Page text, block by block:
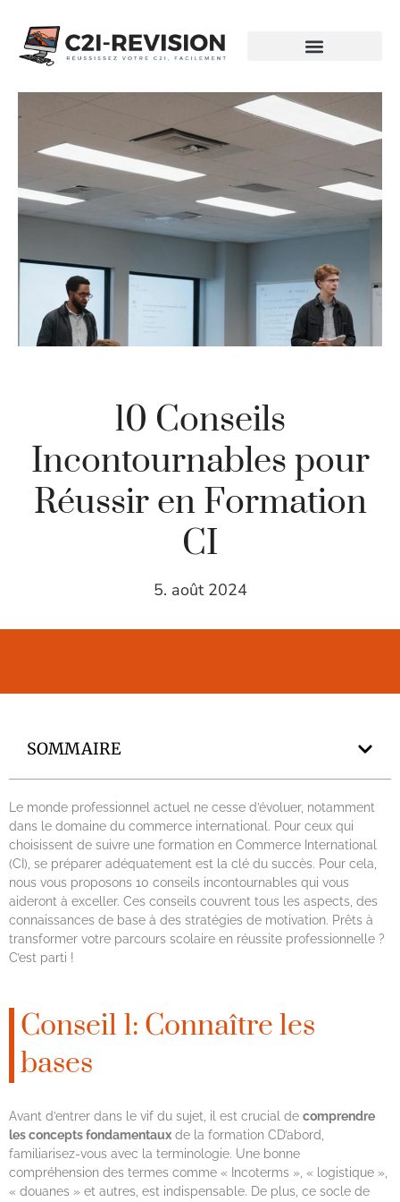
10 Conseils
Incontournables pour
Réussir en Formation
CI
5. août 2024
SOMMAIRE
Le monde professionnel actuel ne cesse d’évoluer, notamment
dans le domaine du commerce international. Pour ceux qui
choisissent de suivre une formation en Commerce International
(CI), se préparer adéquatement est la clé du succès. Pour cela,
nous vous proposons 10 conseils incontournables qui vous
aideront à exceller. Ces conseils couvrent tous les aspects, des
connaissances de base à des stratégies de motivation. Prêts à
transformer votre parcours scolaire en réussite professionnelle ?
C’est parti !
Conseil 1: Connaître les
bases
Avant d’entrer dans le vif du sujet, il est crucial de comprendre
les concepts fondamentaux de la formation CD’abord,
familiarisez-vous avec la terminologie. Une bonne
compréhension des termes comme « Incoterms », « logistique »,
« douanes » et autres, est indispensable. De plus, ce socle de